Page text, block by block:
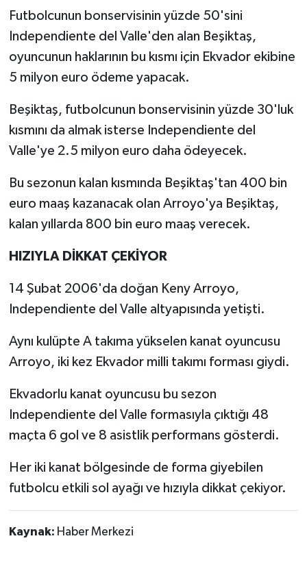
Futbolcunun bonservisinin yüzde 50'sini
Independiente del Valle'den alan Beşiktaş,
oyuncunun haklarının bu kısmı için Ekvador ekibine
5 milyon euro ödeme yapacak.
Beşiktaş, futbolcunun bonservisinin yüzde 30'luk
kısmını da almak isterse Independiente del
Valle'ye 2.5 milyon euro daha ödeyecek.
Bu sezonun kalan kısmında Beşiktaş'tan 400 bin
euro maaş kazanacak olan Arroyo'ya Beşiktaş,
kalan yıllarda 800 bin euro maaş verecek.
HIZIYLA DİKKAT ÇEKİYOR
14 Şubat 2006'da doğan Keny Arroyo,
Independiente del Valle altyapısında yetişti.
Aynı kulüpte A takıma yükselen kanat oyuncusu
Arroyo, iki kez Ekvador milli takımı forması giydi.
Ekvadorlu kanat oyuncusu bu sezon
Independiente del Valle formasıyla çıktığı 48
maçta 6 gol ve 8 asistlik performans gösterdi.
Her iki kanat bölgesinde de forma giyebilen
futbolcu etkili sol ayağı ve hızıyla dikkat çekiyor.
Kaynak: Haber Merkezi